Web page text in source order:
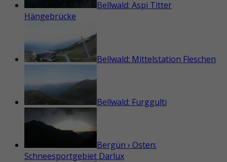
Bellwald: Aspi Titter
Hängebrücke
Bellwald: Mittelstation Fleschen
Bellwald: Furggulti
Bergün › Osten:
Schneesportgebiet Darlux